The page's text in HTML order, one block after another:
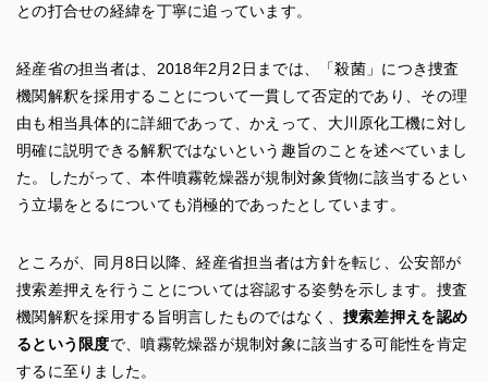
との打合せの経緯を丁寧に追っています。
経産省の担当者は、2018年2月2日までは、「殺菌」につき捜査
機関解釈を採用することについて一貫して否定的であり、その理
由も相当具体的に詳細であって、かえって、大川原化工機に対し
明確に説明できる解釈ではないという趣旨のことを述べていまし
た。したがって、本件噴霧乾燥器が規制対象貨物に該当するとい
う立場をとるについても消極的であったとしています。
ところが、同月8日以降、経産省担当者は方針を転じ、公安部が
捜索差押えを行うことについては容認する姿勢を示します。捜査
機関解釈を採用する旨明言したものではなく、 捜索差押えを認め
るという限度で、噴霧乾燥器が規制対象に該当する可能性を肯定
するに至りました。